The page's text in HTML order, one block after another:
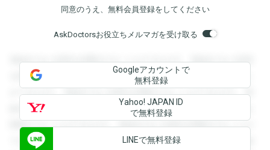
同意のうえ、無料会員登録をしてください
AskDoctorsお役立ちメルマガを受け取る
登録すると回答を閲覧することができます。登録すると回答
を閲覧することができます。登録すると回答を閲覧すること
ができます。登録すると回答を閲覧することができます。登
録すると回答を閲覧することができます。登録すると回答を
閲覧することができます。登録すると回答を閲覧することが
できます。登録すると回答を閲覧することができます。登録
Googleアカウントで
無料登録
Yahoo! JAPAN ID
で無料登録
LINEで無料登録